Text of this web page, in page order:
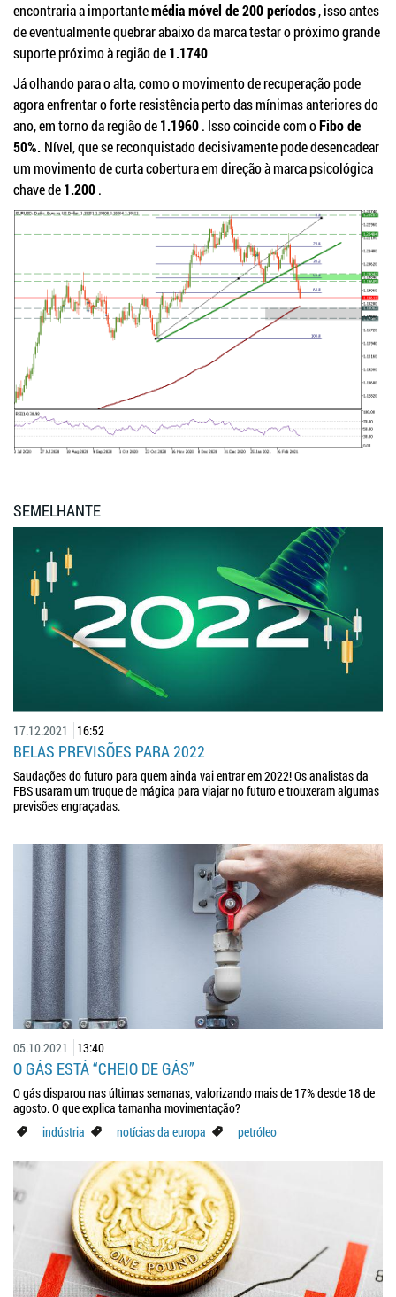
encontraria a importantemédia móvel de 200 períodos, isso antes
de eventualmente quebrar abaixo da marca testar o próximo grande
suporte próximo à região de1.1740
Já olhando para o alta, como o movimento de recuperação pode
agora enfrentar o forte resistência perto das mínimas anteriores do
ano, em torno da região de1.1960. Isso coincide com oFibo de
50%. Nível, que se reconquistado decisivamente pode desencadear
um movimento de curta cobertura em direção à marca psicológica
chave de1.200.
SEMELHANTE
17.12.2021 16:52
BELAS PREVISÕES PARA 2022
Saudações do futuro para quem ainda vai entrar em 2022! Os analistas da
FBS usaram um truque de mágica para viajar no futuro e trouxeram algumas
previsões engraçadas.
05.10.2021 13:40
O GÁS ESTÁ “CHEIO DE GÁS”
O gás disparou nas últimas semanas, valorizando mais de 17% desde 18 de
agosto. O que explica tamanha movimentação?
indústria
notícias da europa petróleo